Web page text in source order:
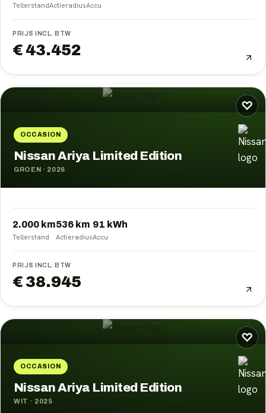
TellerstandActieradiusAccu
PRIJS INCL. BTW
€ 43.452
♡
OCCASION
Nissan Ariya Limited Edition
GROEN · 2026
2.000 km
Tellerstand
536 km
Actieradius
91 kWh
Accu
PRIJS INCL. BTW
€ 38.945
♡
OCCASION
Nissan Ariya Limited Edition
WIT · 2025